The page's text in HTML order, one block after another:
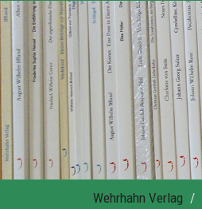
Wehrhahn Verlag